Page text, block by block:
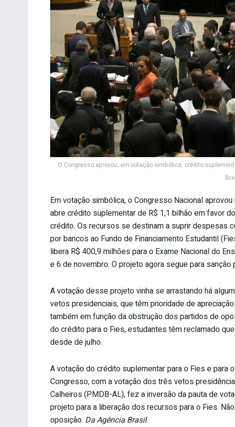
O Congresso aprovou, em votação simbólica, crédito
Em votação simbólica, o Congresso Nacional
abre crédito suplementar de R$ 1,1 bilhão em favor
crédito. Os recursos se destinam a suprir despesas
por bancos ao Fundo de Financiamento Estudantil
libera R$ 400,9 milhões para o Exame Nacional do
e 6 de novembro. O projeto agora segue para sanção
A votação desse projeto vinha se arrastando há
vetos presidenciais, que têm prioridade de
também em função da obstrução dos partidos de
do crédito para o Fies, estudantes têm reclamado
desde de julho.
A votação do crédito suplementar para o Fies e para
Congresso, com a votação dos três vetos
Calheiros (PMDB-AL), fez a inversão da pauta de
projeto para a liberação dos recursos para o Fies.
oposição. Da Agência Brasil.